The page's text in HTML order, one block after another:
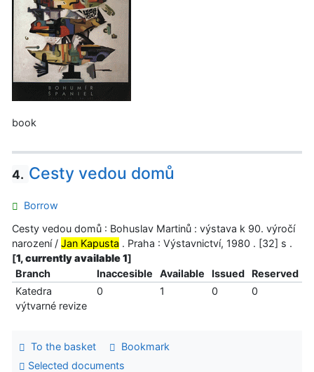
book
4. Cesty vedou domů
Borrow
Cesty vedou domů : Bohuslav Martinů : výstava k 90. výročí
narození / Jan Kapusta . Praha : Výstavnictví, 1980 . [32] s .
[1, currently available 1]
Branch
Inaccesible Available Issued
Reserved
Katedra
výtvarné revize
0 1 0 0
To the basket
Bookmark
Selected documents